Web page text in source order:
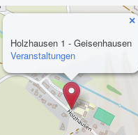
iCalendar
Holzhausen 1 - Geisenhausen
Veranstaltungen
×